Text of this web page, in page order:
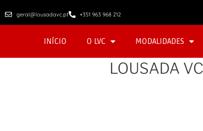
geral@lousadavc.pt +351 963 968 212
INÍCIO O LVC MODALIDADES
LOUSADA